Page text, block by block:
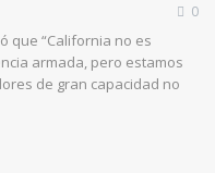
0
que “California no es
armada, pero estamos
de gran capacidad no